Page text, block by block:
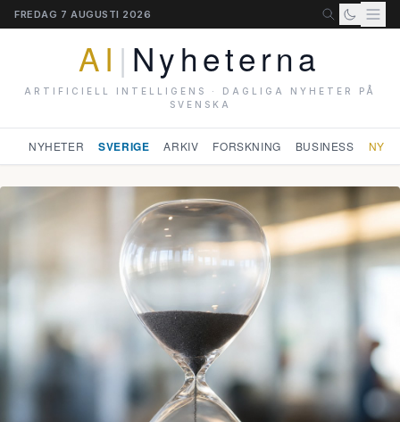
FREDAG 7 AUGUSTI 2026
AI | Nyheterna
ARTIFICIELL INTELLIGENS · DAGLIGA NYHETER PÅ
SVENSKA
NYHETER SVERIGE ARKIV FORSKNING BUSINESS